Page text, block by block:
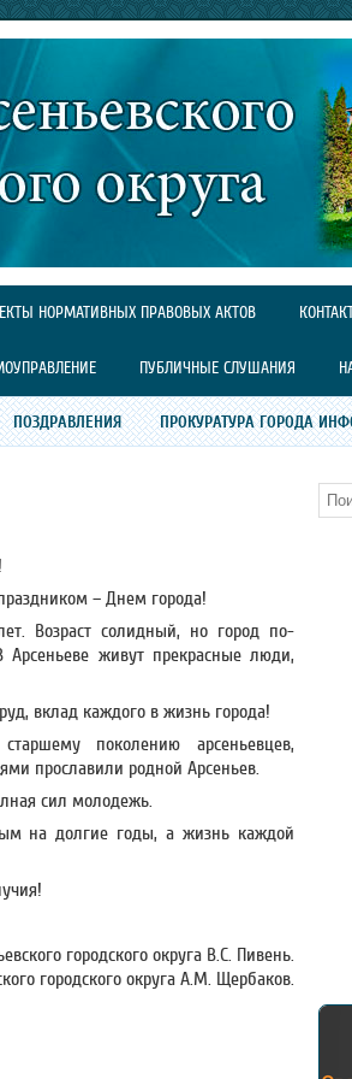
НОРМАТИВНЫХ ПРАВОВЫХ АКТОВ
ПУБЛИЧНЫЕ СЛУШАНИЯ
ПОЗДРАВЛЕНИЯ ПРОКУРАТУРА ГОРОДА
– Днем города!
Возраст солидный, но город по-
живут прекрасные люди,
вклад каждого в жизнь города!
поколению арсеньевцев,
прославили родной Арсеньев.
сил молодежь.
на долгие годы, а жизнь каждой
городского округа В.С. Пивень.
городского округа А.М. Щербаков.